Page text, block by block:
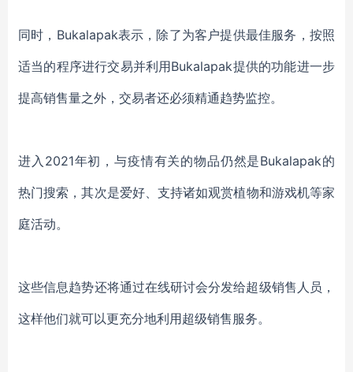
同时， Bukalapak表示，除了为客户提供最佳服务，按照
适当的程序进行交易并利用Bukalapak提供的功能进一步
提高销售量之外，交易者还必须精通趋势监控。
进入 2021年初，与疫情有关的物品仍然是Bukalapak的
热门搜索，其次是爱好、 支持诸如观赏植物和游戏机等家
庭活动。
这些信息趋势还将通过在线研讨会分发给超级销售人员，
这样他们就可以更充分地利用超级销售服务。